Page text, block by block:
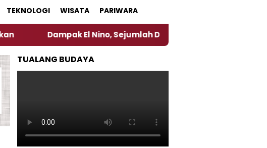
TEKNOLOGI WISATA PARIWARA
Dampak El Nino, Sejumlah Daerah di Jember Alami Krisi Air
TUALANG BUDAYA